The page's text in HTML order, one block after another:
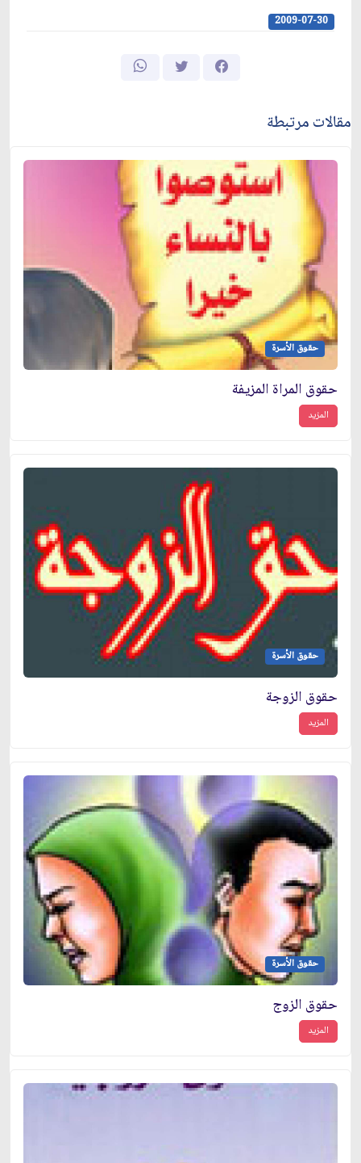
2009-07-30
مقالات مرتبطة
حقوق الأسرة
حقوق المراة المزيفة
المزيد
حقوق الأسرة
حقوق الزوجة
المزيد
حقوق الأسرة
حقوق الزوج
المزيد